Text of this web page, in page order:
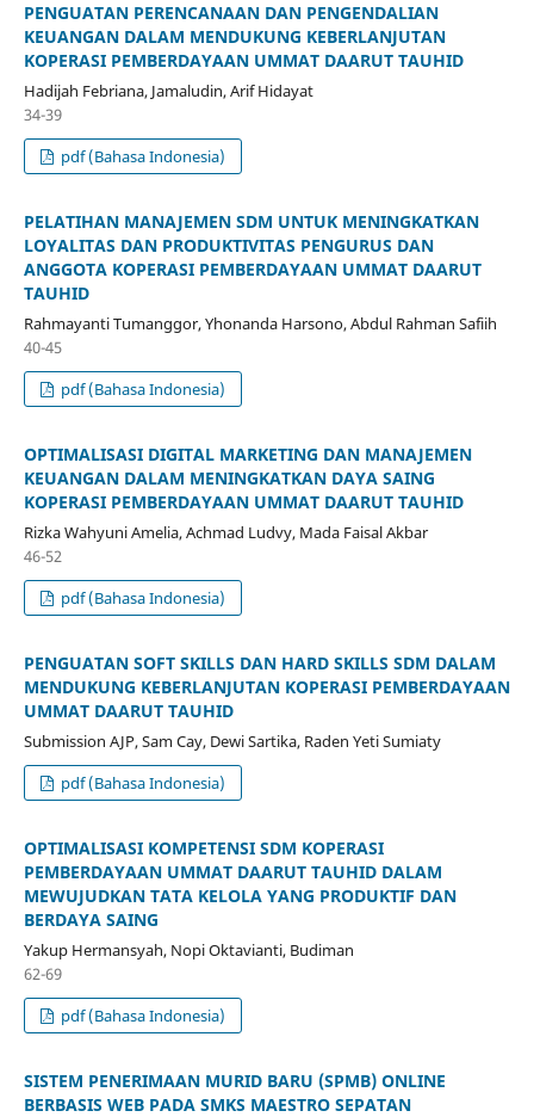
PENGUATAN PERENCANAAN DAN PENGENDALIAN
KEUANGAN DALAM MENDUKUNG KEBERLANJUTAN
KOPERASI PEMBERDAYAAN UMMAT DAARUT TAUHID
Hadijah Febriana, Jamaludin, Arif Hidayat
34-39
pdf (Bahasa Indonesia)
PELATIHAN MANAJEMEN SDM UNTUK MENINGKATKAN
LOYALITAS DAN PRODUKTIVITAS PENGURUS DAN
ANGGOTA KOPERASI PEMBERDAYAAN UMMAT DAARUT
TAUHID
Rahmayanti Tumanggor, Yhonanda Harsono, Abdul Rahman Safiih
40-45
pdf (Bahasa Indonesia)
OPTIMALISASI DIGITAL MARKETING DAN MANAJEMEN
KEUANGAN DALAM MENINGKATKAN DAYA SAING
KOPERASI PEMBERDAYAAN UMMAT DAARUT TAUHID
Rizka Wahyuni Amelia, Achmad Ludvy, Mada Faisal Akbar
46-52
pdf (Bahasa Indonesia)
PENGUATAN SOFT SKILLS DAN HARD SKILLS SDM DALAM
MENDUKUNG KEBERLANJUTAN KOPERASI PEMBERDAYAAN
UMMAT DAARUT TAUHID
Submission AJP, Sam Cay, Dewi Sartika, Raden Yeti Sumiaty
pdf (Bahasa Indonesia)
OPTIMALISASI KOMPETENSI SDM KOPERASI
PEMBERDAYAAN UMMAT DAARUT TAUHID DALAM
MEWUJUDKAN TATA KELOLA YANG PRODUKTIF DAN
BERDAYA SAING
Yakup Hermansyah, Nopi Oktavianti, Budiman
62-69
pdf (Bahasa Indonesia)
SISTEM PENERIMAAN MURID BARU (SPMB) ONLINE
BERBASIS WEB PADA SMKS MAESTRO SEPATAN